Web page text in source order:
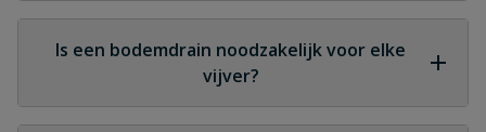
Een bodemdrain verwijdert vuil vanaf de bodem,
terwijl een skimmer alleen drijvend vuil aan het
oppervlak afvoert. Samen zorgen ze voor een
Is een bodemdrain noodzakelijk voor elke
vijver?
Voor kleine siervijvers is het niet altijd